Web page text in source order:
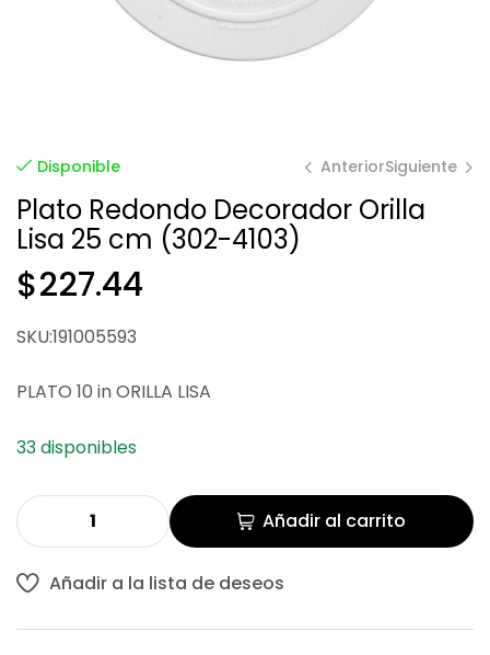
Disponible Anterior
$
Siguiente
$
Plato Redondo Decorador Orilla
Lisa 25 cm (302-4103)
$227.44
SKU:191005593
PLATO 10 in ORILLA LISA
33 disponibles
Añadir al carrito
Añadir a la lista de deseos